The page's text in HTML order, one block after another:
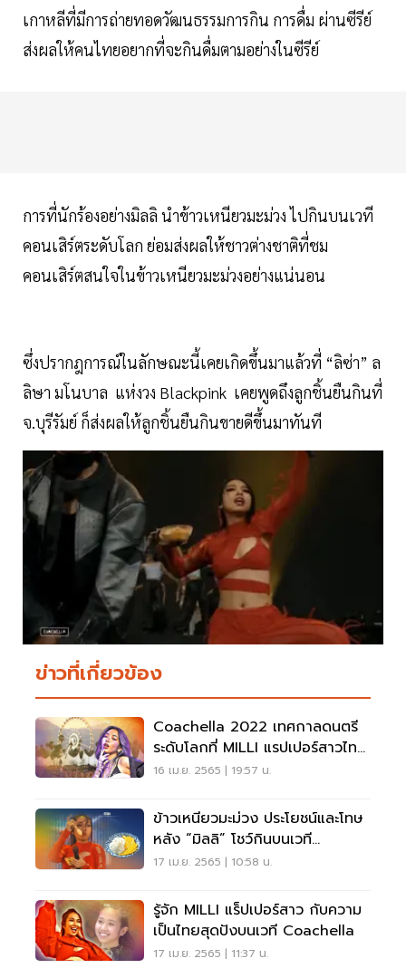
เกาหลีที่มีการถ่ายทอดวัฒนธรรมการกิน การดื่ม ผ่านซีรีย์
ส่งผลให้คนไทยอยากที่จะกินดื่มตามอย่างในซีรีย์
การที่นักร้องอย่างมิลลิ นำข้าวเหนียวมะม่วง ไปกินบนเวที
คอนเสิร์ตระดับโลก ย่อมส่งผลให้ชาวต่างชาติที่ชม
คอนเสิร์ตสนใจในข้าวเหนียวมะม่วงอย่างแน่นอน
ซึ่งปรากฎการณ์ในลักษณะนี้เคยเกิดขึ้นมาแล้วที่ “ลิซ่า” ล
ลิษา มโนบาล แห่งวง Blackpink เคยพูดถึงลูกชิ้นยืนกินที่
จ.บุรีรัมย์ ก็ส่งผลให้ลูกชิ้นยืนกินขายดีขึ้นมาทันที
ข่าวที่เกี่ยวข้อง
Coachella 2022 เทศกาลดนตรี
ระดับโลกที่ MILLI แรปเปอร์สาวไทย
ขอระเบิดความปัง
16 เม.ย. 2565 | 19:57 น.
ข้าวเหนียวมะม่วง ประโยชน์และโทษ
หลัง “มิลลิ” โชว์กินบนเวที
Coachella เช็คเลย
17 เม.ย. 2565 | 10:58 น.
รู้จัก MILLI แร็ปเปอร์สาว กับความ
เป็นไทยสุดปังบนเวที Coachella
17 เม.ย. 2565 | 11:37 น.